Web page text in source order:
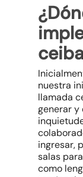
nuestra
llamada
generar y
ingresar,
salas
como